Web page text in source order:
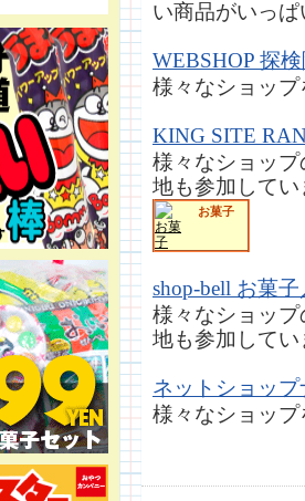
い商品がいっぱ
WEBSHOP 探
様々なショッ
KING SITE
様々なショッ
地も参加してい
お菓子
shop-bell お菓
様々なショッ
地も参加してい
ネットショッ
様々なショッ